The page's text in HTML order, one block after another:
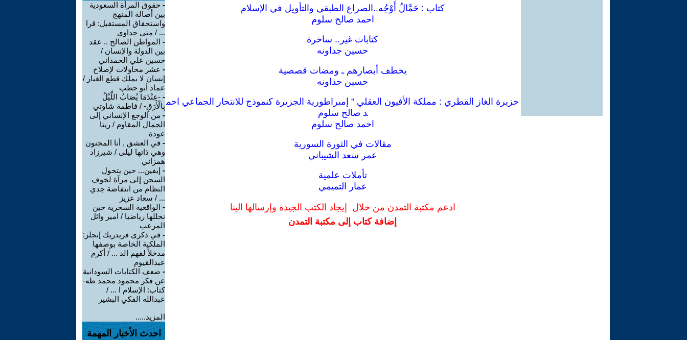
كتاب : حَمَّالُ أَوْجُه..الصراع الطبقي والتأويل في الإسلام
احمد صالح سلوم
كتابات غير.. ساخرة
حسين جداونه
يخطف أبصارهم ـ ومضات قصصية
حسين جداونه
جزيرة الغاز القطري : مملكة الأفيون العقلي " إمبراطورية الجزيرة كنموذج للانتحار الجماعي احم
د صالح سلوم
احمد صالح سلوم
مقالات في الثورة السورية
عمر سعد الشيباني
تأملات علمية
عمار التميمي
ادعم مكتبة التمدن من خلال إيجاد الكتب الجيدة وإرسالها الينا
إضافة كتاب إلى مكتبة التمدن
- حقوق المرأة السعودية
بين أصالة المنهج
واستحقاق المستقبل: قرا
... / منى جداوي
- المواطن الصالح .. عقد
بين الدولة والإنسان /
حسين علي الحمداني
- عشر محاولات لإصلاح
إنسان لا يملك قطع الغيار /
عماد أبو حطب
- -عِنْدَمَا يُصَابُ اللَّيْلُ
بِالْأَرَقِ- / فاطمة شاوتي
- من الوجع الإنساني إلى
الجمال المقاوم / ريتا
عودة
- في العشق , أنا المجنون
وهي ذاتها ليلى / شيرزاد
همزاني
- إيفين... حين يتحول
السجن إلى مرآة لخوف
النظام من انتفاضة جدي
... / سعاد عزيز
- الواقعية السحرية حين
نحللها رياضيا / امير وائل
المرعب
- في ذكرى فريدريك إنجلز:
الملكية الخاصة بوصفها
مدخلاً لفهم الد ... / أكرم
عبدالقيوم
- ضعف الكتابات السودانية
عن فكر محمود محمد طه-
كتاب: الإسلام ا ... /
عبدالله الفكي البشير
المزيد.....
احدث الأخبار المهمة